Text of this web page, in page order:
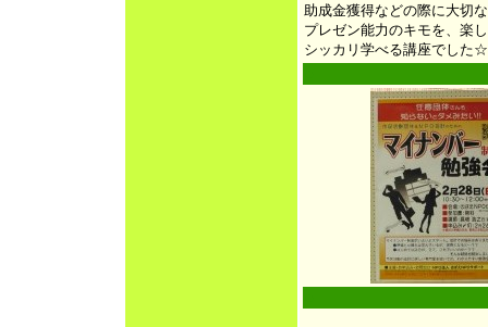
助成金獲得などの際に大切な
プレゼン能力のキモを、楽
シッカリ学べる講座でした☆